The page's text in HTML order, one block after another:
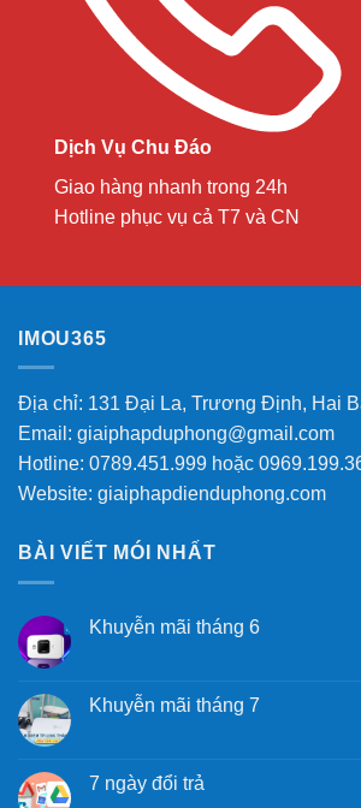
Dịch Vụ Chu Đáo
Giao hàng nhanh trong 24h
Hotline phục vụ cả T7 và CN
IMOU365
Địa chỉ: 131 Đại La, Trương Định, Hai
Email: giaiphapduphong@gmail.com
Hotline: 0789.451.999 hoặc
Website: giaiphapdienduphong.com
BÀI VIẾT MÓI NHẤT
Khuyễn mãi tháng 6
Khuyễn mãi tháng 7
7 ngày đổi trả